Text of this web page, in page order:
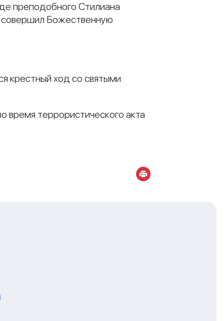
преподобного Стилиана
совершил Божественную
крестный ход со святыми
время террористического акта